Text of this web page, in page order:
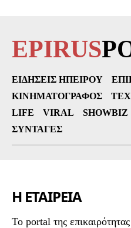
EPIRUS
ΕΙΔΉΣΕΙΣ ΗΠΕΊΡΟΥ
ΚΙΝΗΜΑΤΟΓΡΆΦΟΣ
LIFE
VIRAL SHOWBIZ
ΣΥΝΤΑΓΈΣ
Η ΕΤΑΙΡΕΙΑ
To portal της